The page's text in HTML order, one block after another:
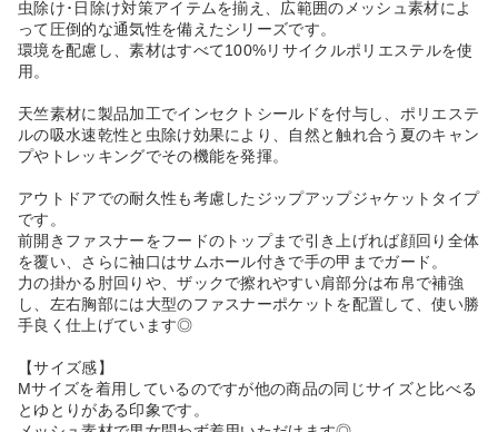
虫除け･日除け対策アイテムを揃え、広範囲のメッシュ素材によ
って圧倒的な通気性を備えたシリーズです。
環境を配慮し、素材はすべて100%リサイクルポリエステルを使
用。
天竺素材に製品加工でインセクトシールドを付与し、ポリエステ
ルの吸水速乾性と虫除け効果により、自然と触れ合う夏のキャン
プやトレッキングでその機能を発揮。
アウトドアでの耐久性も考慮したジップアップジャケットタイプ
です。
前開きファスナーをフードのトップまで引き上げれば顔回り全体
を覆い、さらに袖口はサムホール付きで手の甲までガード。
力の掛かる肘回りや、ザックで擦れやすい肩部分は布帛で補強
し、左右胸部には大型のファスナーポケットを配置して、使い勝
手良く仕上げています◎
【サイズ感】
Mサイズを着用しているのですが他の商品の同じサイズと比べる
とゆとりがある印象です。